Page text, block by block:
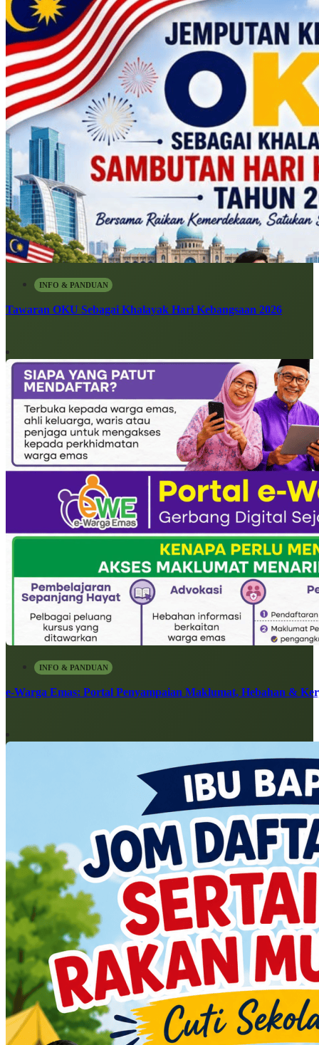
INFO & PANDUAN
Tawaran OKU Sebagai Khalayak Hari Kebangsaan 2026
INFO & PANDUAN
e-Warga Emas: Portal Penyampaian Maklumat, Hebahan &